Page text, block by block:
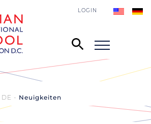
LOGIN
Neuigkeiten